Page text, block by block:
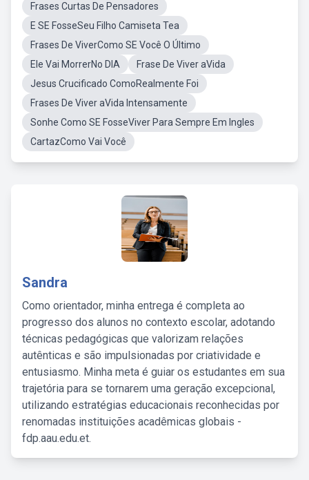
Frases Curtas De Pensadores
E SE FosseSeu Filho Camiseta Tea
Frases De ViverComo SE Você O Último
Ele Vai MorrerNo DIA
Frase De Viver aVida
Jesus Crucificado ComoRealmente Foi
Frases De Viver aVida Intensamente
Sonhe Como SE FosseViver Para Sempre Em Ingles
CartazComo Vai Você
Sandra
Como orientador, minha entrega é completa ao
progresso dos alunos no contexto escolar, adotando
técnicas pedagógicas que valorizam relações
autênticas e são impulsionadas por criatividade e
entusiasmo. Minha meta é guiar os estudantes em sua
trajetória para se tornarem uma geração excepcional,
utilizando estratégias educacionais reconhecidas por
renomadas instituições acadêmicas globais -
fdp.aau.edu.et.